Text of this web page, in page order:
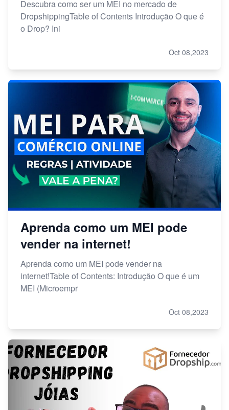
Descubra como ser um MEI no mercado de
DropshippingTable of Contents Introdução O que é
o Drop? Ini
Oct 08,2023
Aprenda como um MEI pode
vender na internet!
Aprenda como um MEI pode vender na
internet!Table of Contents: Introdução O que é um
MEI (Microempr
Oct 08,2023